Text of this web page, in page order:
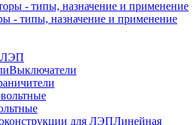
- типы, назначение и применение
ЛЭП
Выключатели
для ЛЭПЛинейная